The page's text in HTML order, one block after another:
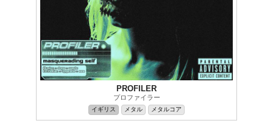
PROFILER
プロファイラー
イギリス メタル メタルコア